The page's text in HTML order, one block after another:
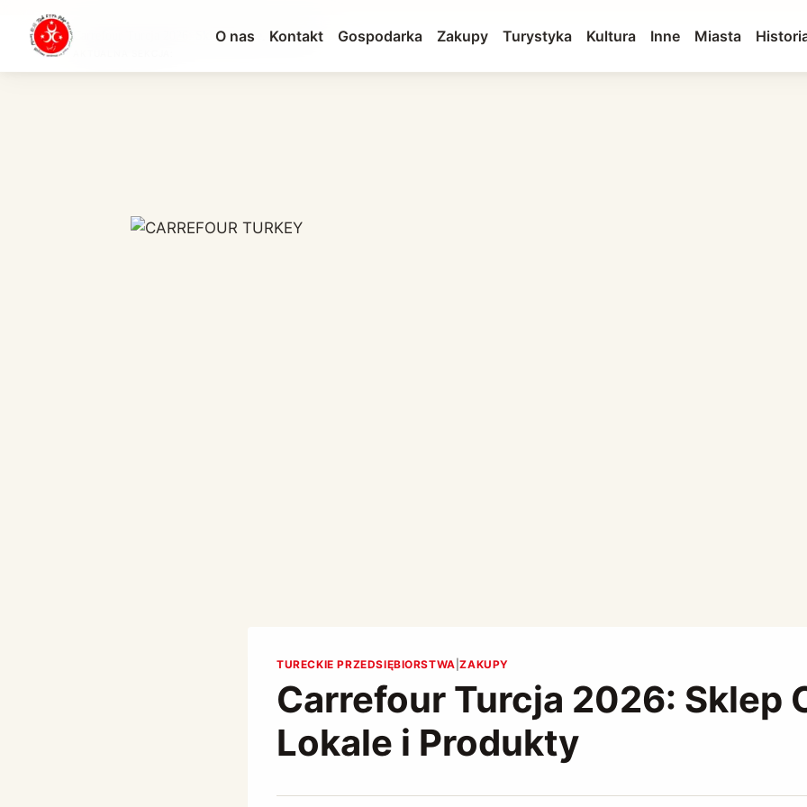
O nas Kontakt Gospodarka Zakupy Turystyka Kultura Inne Miasta
Carrefour Turcja 2026: Sklep Online, Lokale i P...
TURECKIE PRZEDSIĘBIORSTWA |ZAKUPY
Carrefour Turcja 2026: Sklep
Lokale i Produkty